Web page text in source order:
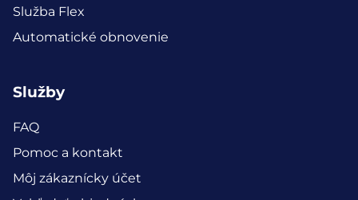
Služba Flex
Automatické obnovenie
Služby
FAQ
Pomoc a kontakt
Môj zákaznícky účet